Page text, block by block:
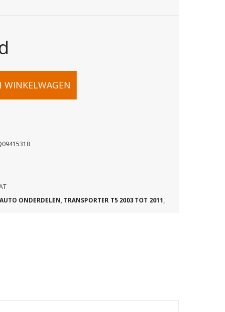
WINKELWAGEN
AUTO ONDERDELEN, TRANSPORTER T5 2003 TOT 2011,